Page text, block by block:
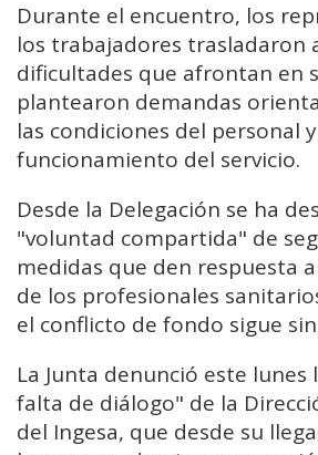
Durante el encuentro, los
los trabajadores trasladaron
dificultades que afrontan en
plantearon demandas
las condiciones del personal
funcionamiento del servicio.
Desde la Delegación se ha
"voluntad compartida" de
medidas que den respuesta
de los profesionales
el conflicto de fondo sigue
La Junta denunció este lunes
falta de diálogo" de la
del Ingesa, que desde su